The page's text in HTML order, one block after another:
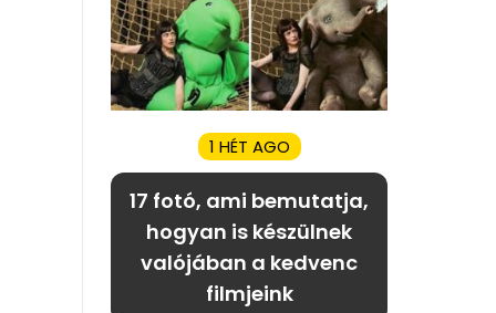
1 HÉT AGO
17 fotó, ami bemutatja,
hogyan is készülnek
valójában a kedvenc
filmjeink